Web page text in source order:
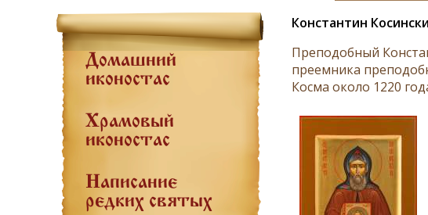
Домашний
иконостас
Храмовый
иконостас
Написание
редких святых
Константин
Преподобный
преемника
Косма около 1220